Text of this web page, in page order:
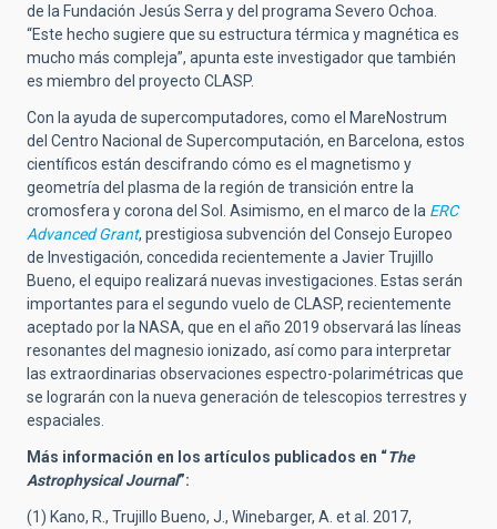
de la Fundación Jesús Serra y del programa Severo Ochoa.
“Este hecho sugiere que su estructura térmica y magnética es
mucho más compleja”, apunta este investigador que también
es miembro del proyecto CLASP.
Con la ayuda de supercomputadores, como el MareNostrum
del Centro Nacional de Supercomputación, en Barcelona, estos
científicos están descifrando cómo es el magnetismo y
geometría del plasma de la región de transición entre la
cromosfera y corona del Sol. Asimismo, en el marco de la ERC
Advanced Grant, prestigiosa subvención del Consejo Europeo
de Investigación, concedida recientemente a Javier Trujillo
Bueno, el equipo realizará nuevas investigaciones. Estas serán
importantes para el segundo vuelo de CLASP, recientemente
aceptado por la NASA, que en el año 2019 observará las líneas
resonantes del magnesio ionizado, así como para interpretar
las extraordinarias observaciones espectro-polarimétricas que
se lograrán con la nueva generación de telescopios terrestres y
espaciales.
Más información en los artículos publicados en “The
Astrophysical Journal”:
(1) Kano, R., Trujillo Bueno, J., Winebarger, A. et al. 2017,